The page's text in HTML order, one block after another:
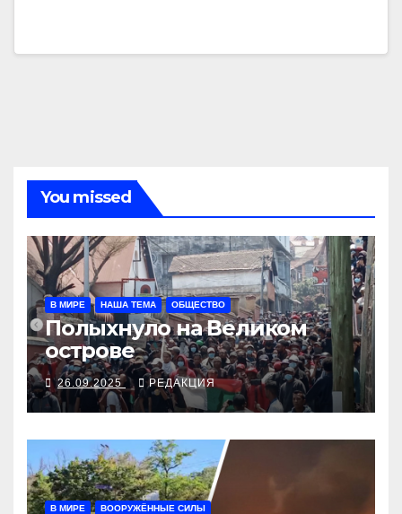
You missed
В МИРЕ НАША ТЕМА ОБЩЕСТВО
Полыхнуло на Великом
острове
26.09.2025 РЕДАКЦИЯ
В МИРЕ ВООРУЖЁННЫЕ СИЛЫ